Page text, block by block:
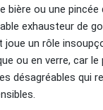
bière ou une pincée
exhausteur de
un rôle
ou en verre, car
désagréables qui